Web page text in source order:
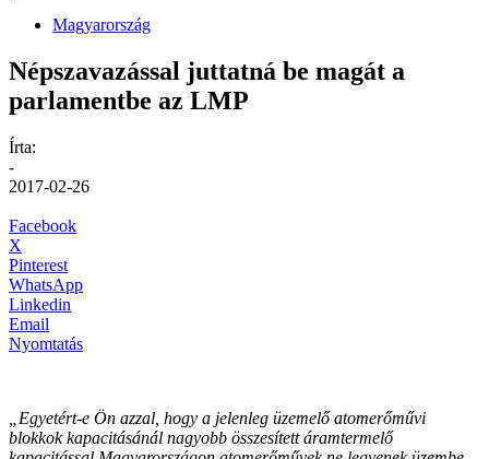
Magyarország
Népszavazással juttatná be magát a
parlamentbe az LMP
Írta:
-
2017-02-26
Facebook
X
Pinterest
WhatsApp
Linkedin
Email
Nyomtatás
„Egyetért-e Ön azzal, hogy a jelenleg üzemelő atomerőművi
blokkok kapacitásánál nagyobb összesített áramtermelő